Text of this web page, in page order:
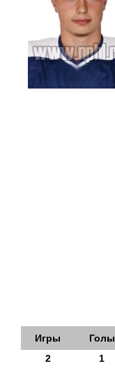
Игры Голы
2
1